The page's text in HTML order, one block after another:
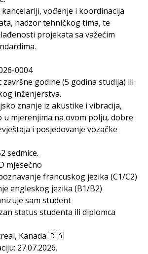
vođenje i koordinacija
nadzor tehničkog tima, te
projekata sa važećim
0004
završne godine (5 godina studija) ili
inženjerstva.
znanje iz akustike i vibracija,
u mjerenjima na ovom polju, dobre
i posjedovanje vozačke
sedmice.
mjesečno
francuskog jezika (C1/C2)
engleskog jezika (B1/B2)
sam student
status studenta ili diplomca
Kanada 🇨🇦
27.07.2026.